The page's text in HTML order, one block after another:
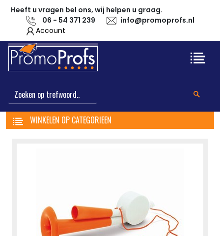
Heeft u vragen bel ons, wij helpen u graag.
06 - 54 371 239
info@promoprofs.nl
Account
WINKELEN OP CATEGORIEEN